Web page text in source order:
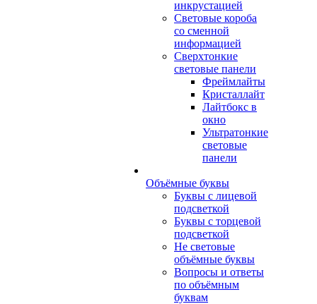
инкрустацией
Световые короба
со сменной
информацией
Сверхтонкие
световые панели
Фреймлайты
Кристаллайт
Лайтбокс в
окно
Ультратонкие
световые
панели
Объёмные буквы
Буквы с лицевой
подсветкой
Буквы с торцевой
подсветкой
Не световые
объёмные буквы
Вопросы и ответы
по объёмным
буквам